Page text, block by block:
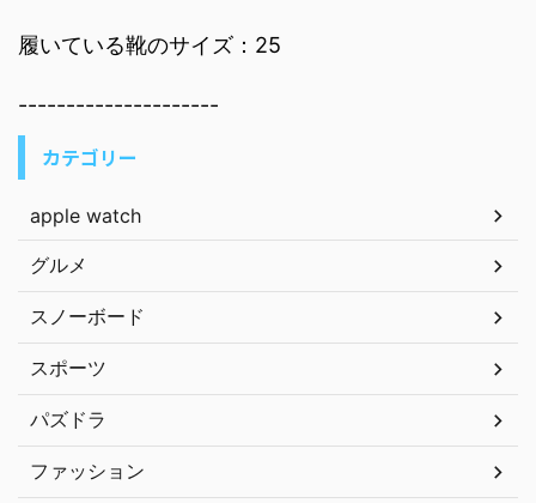
履いている靴のサイズ：25
---------------------
カテゴリー
apple watch
グルメ
スノーボード
スポーツ
パズドラ
ファッション